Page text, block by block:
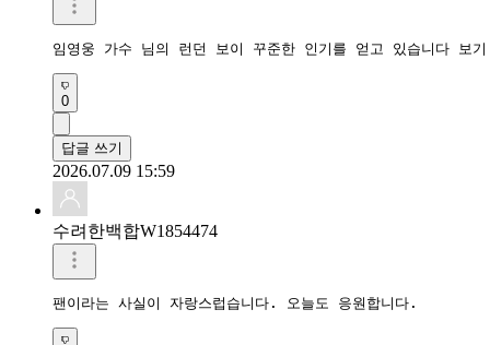
임영웅 가수 님의 런던 보이 꾸준한 인기를 얻고 있습니다 보
0
답글 쓰기
2026.07.09 15:59
수려한백합W1854474
팬이라는 사실이 자랑스럽습니다. 오늘도 응원합니다.